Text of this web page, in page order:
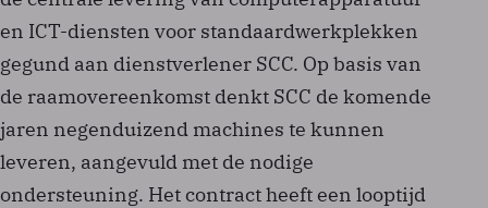
en ICT-diensten voor standaardwerkplekken
gegund aan dienstverlener SCC. Op basis van
de raamovereenkomst denkt SCC de komende
jaren negenduizend machines te kunnen
leveren, aangevuld met de nodige
ondersteuning. Het contract heeft een looptijd